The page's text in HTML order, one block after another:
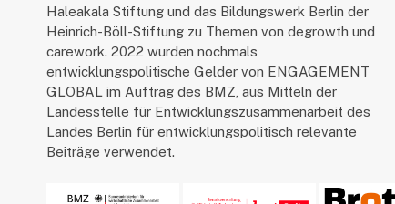
Haleakala Stiftung und das Bildungswerk Berlin der
Heinrich-Böll-Stiftung zu Themen von degrowth und
carework. 2022 wurden nochmals
entwicklungspolitische Gelder von ENGAGEMENT
GLOBAL im Auftrag des BMZ, aus Mitteln der
Landesstelle für Entwicklungszusammenarbeit des
Landes Berlin für entwicklungspolitisch relevante
Beiträge verwendet.